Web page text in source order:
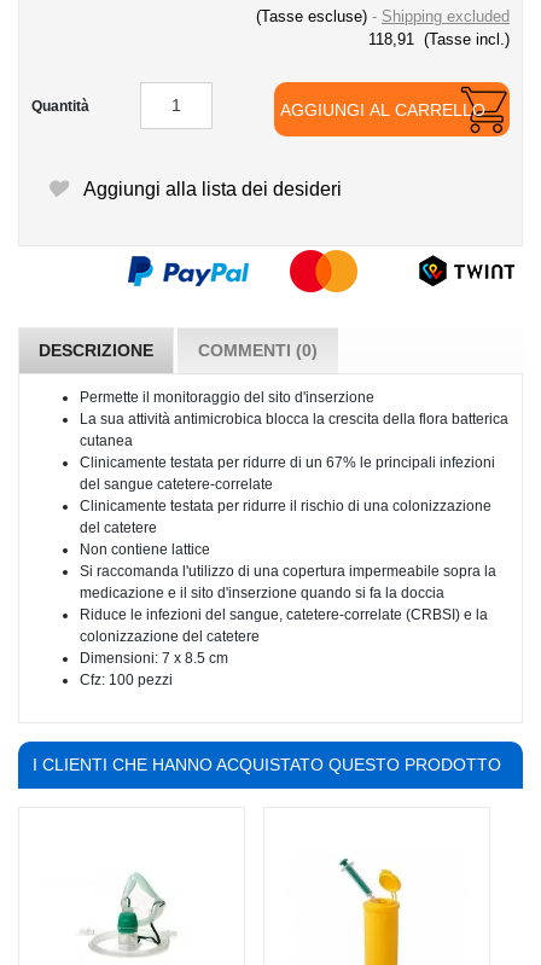
(Tasse escluse)
Shipping excluded
118,91 (Tasse incl.)
Quantità AGGIUNGI AL CARRELLO
Aggiungi alla lista dei desideri
DESCRIZIONE COMMENTI (0)
Permette il monitoraggio del sito d'inserzione
La sua attività antimicrobica blocca la crescita della flora batterica
cutanea
Clinicamente testata per ridurre di un 67% le principali infezioni
del sangue catetere-correlate
Clinicamente testata per ridurre il rischio di una colonizzazione
del catetere
Non contiene lattice
Si raccomanda l'utilizzo di una copertura impermeabile sopra la
medicazione e il sito d'inserzione quando si fa la doccia
Riduce le infezioni del sangue, catetere-correlate (CRBSI) e la
colonizzazione del catetere
Dimensioni: 7 x 8.5 cm
Cfz: 100 pezzi
I CLIENTI CHE HANNO ACQUISTATO QUESTO PRODOTTO